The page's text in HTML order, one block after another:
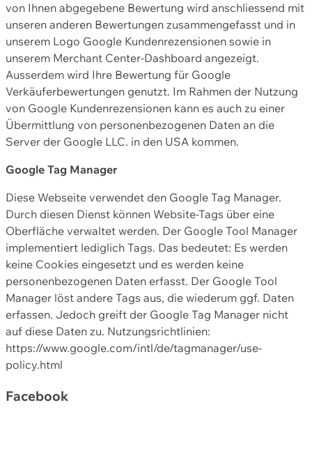
von Ihnen abgegebene Bewertung wird anschliessend mit
unseren anderen Bewertungen zusammengefasst und in
unserem Logo Google Kundenrezensionen sowie in
unserem Merchant Center-Dashboard angezeigt.
Ausserdem wird Ihre Bewertung für Google
Verkäuferbewertungen genutzt. Im Rahmen der Nutzung
von Google Kundenrezensionen kann es auch zu einer
Übermittlung von personenbezogenen Daten an die
Server der Google LLC. in den USA kommen.
Google Tag Manager
Diese Webseite verwendet den Google Tag Manager.
Durch diesen Dienst können Website-Tags über eine
Oberfläche verwaltet werden. Der Google Tool Manager
implementiert lediglich Tags. Das bedeutet: Es werden
keine Cookies eingesetzt und es werden keine
personenbezogenen Daten erfasst. Der Google Tool
Manager löst andere Tags aus, die wiederum ggf. Daten
erfassen. Jedoch greift der Google Tag Manager nicht
auf diese Daten zu. Nutzungsrichtlinien:
https://www.google.com/intl/de/tagmanager/use-
policy.html
Facebook